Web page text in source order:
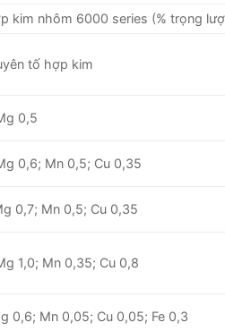
kim nhôm 6000 series (% trọng
tố hợp kim
0,5
0,6; Mn 0,5; Cu 0,35
0,7; Mn 0,5; Cu 0,35
1,0; Mn 0,35; Cu 0,8
0,6; Mn 0,05; Cu 0,05; Fe 0,3